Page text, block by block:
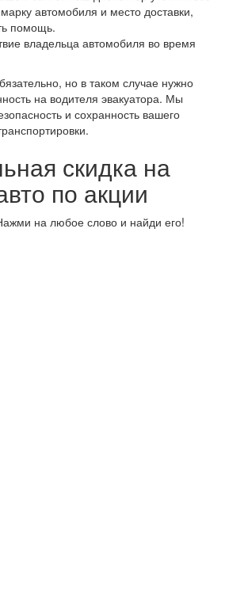
автомобиля и место доставки,
помощь.
владельца автомобиля во время
но в таком случае нужно
на водителя эвакуатора. Мы
и сохранность вашего
скидка на
по акции
на любое слово и найди его!